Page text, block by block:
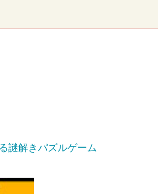
謎解きパズルゲーム